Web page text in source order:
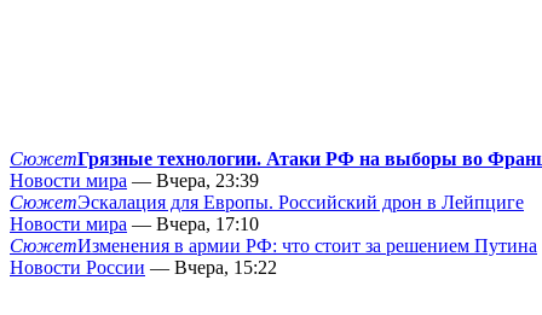
СюжетГрязные технологии. Атаки РФ на выборы во
Новости мира — Вчера, 23:39
СюжетЭскалация для Европы. Российский дрон в Лейпциге
Новости мира — Вчера, 17:10
СюжетИзменения в армии РФ: что стоит за решением Путина
Новости России — Вчера, 15:22